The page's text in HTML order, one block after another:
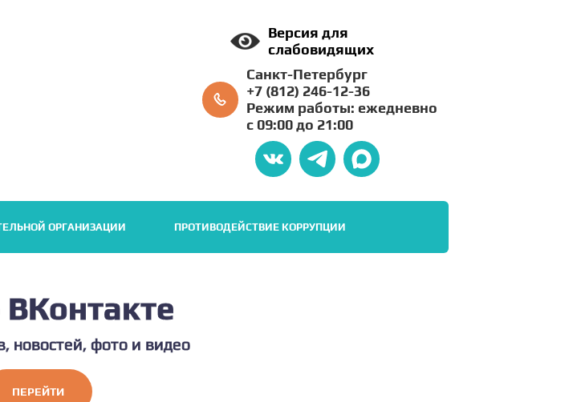
Версия для
слабовидящих
Санкт-Петербург
+7 (812) 246-12-36
Режим работы: ежедневно
с 09:00 до 21:00
ОРГАНИЗАЦИИ ПРОТИВОДЕЙСТВИЕ КОРРУПЦИИ
новостей, фото и видео
ПЕРЕЙТИ